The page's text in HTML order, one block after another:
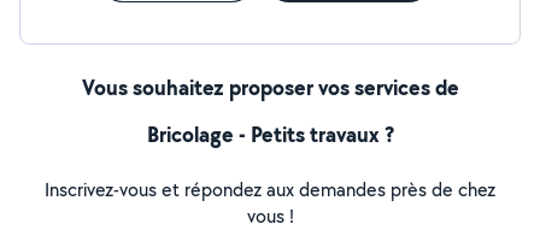
Vous souhaitez proposer vos services de
Bricolage - Petits travaux ?
Inscrivez-vous et répondez aux demandes près de chez
vous !